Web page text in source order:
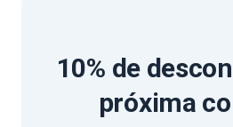
10% de
próxima